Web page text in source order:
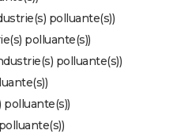
polluante(s))
polluante(s))
polluante(s))